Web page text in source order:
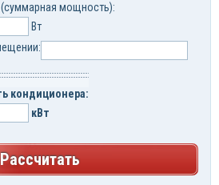
мощность):
Вт
кондиционера:
кВт
Рассчитать